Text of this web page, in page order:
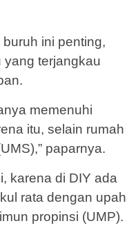
ini penting,
terjangkau
memenuhi
itu, selain rumah
paparnya.
karena di DIY ada
rata dengan upah
propinsi (UMP).